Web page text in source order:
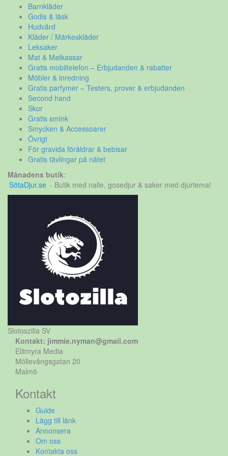
Barnkläder
Godis & läsk
Hudvård
Kläder / Märkeskläder
Leksaker
Mat & Matkassar
Gratis mobiltelefon – Erbjudanden & rabatter
Möbler & inredning
Gratis parfymer – Testers, prover & erbjudanden
Second hand
Skor
Gratis smink
Smycken & Accessoarer
Övrigt
För gravida föräldrar & bebisar
Gratis tävlingar på nätet
Månadens butik:
SötaDjur.se - Butik med nalle, gosedjur & saker med djurtema!
Slotoszilla SV
Kontakt: jimmie.nyman@gmail.com
Elitmyra Media
Möllevångsgatan 20
Malmö
Kontakt
Guide
Lägg till länk
Annonsera
Om oss
Kontakta oss